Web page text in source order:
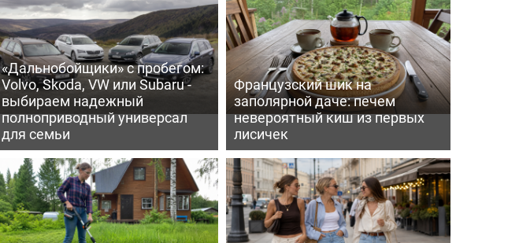
«Дальнобойщики» с пробегом:
Volvo, Skoda, VW или Subaru -
выбираем надежный
полноприводный универсал
для семьи
Французский шик на
заполярной даче: печем
невероятный киш из первых
лисичек